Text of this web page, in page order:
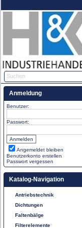
Anmeldung
Benutzer:
Passwort:
Angemeldet bleiben
Benutzerkonto erstellen
Passwort vergessen
Katalog-Navigation
Antriebstechnik
Dichtungen
Faltenbälge
Filterelemente